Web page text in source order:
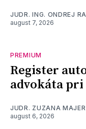
JUDR. ING. ONDREJ
august 7, 2026
PREMIUM
Register
advokáta
JUDR. ZUZANA
august 6, 2026